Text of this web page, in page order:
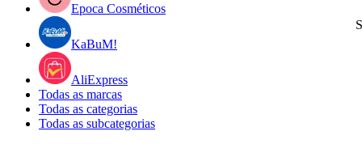
Epoca Cosméticos
KaBuM!
AliExpress
Todas as marcas
Todas as categorias
Todas as subcategorias